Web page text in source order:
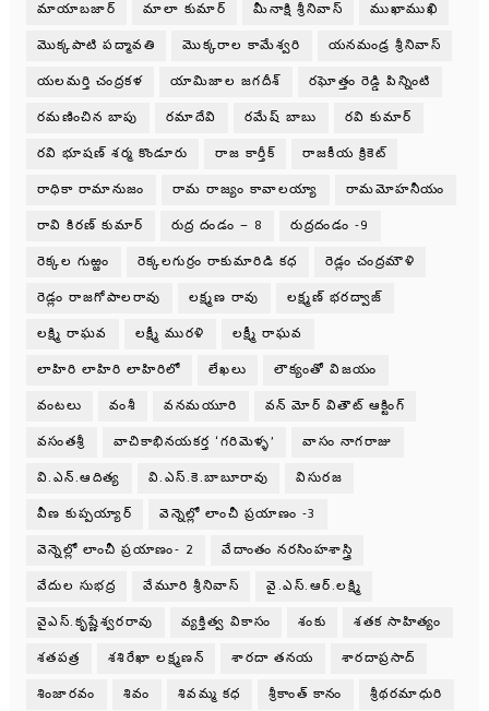
మాయాబజార్ మాలా కుమార్ మీనాక్షి శ్రీనివాస్ ముఖాముఖి
మొక్కపాటి పద్మావతి మొక్కరాల కామేశ్వరి యనమండ్ర శ్రీనివాస్
యలమర్తి చంద్రకళ యామిజాల జగదీశ్ రఘోత్తం రెడ్డి పిన్నింటి
రమణించిన బాపు రమాదేవి రమేష్ బాబు రవి కుమార్
రవి భూషణ్ శర్మ కొండూరు రాజ కార్తీక్ రాజకీయ క్రికెట్
రాధికా రామానుజం రామ రాజ్యం కావాలయ్యా రామమోహనీయం
రావి కిరణ్ కుమార్ రుద్ర దండం – 8 రుద్రదండం -9
రెక్కల గుఱ్ఱం రెక్కలగుర్రం రాకుమారిడి కధ రెడ్లం చంద్రమౌళి
రెడ్లం రాజగోపాలరావు లక్ష్మణ రావు లక్ష్మణ్ భరద్వాజ్
లక్ష్మి రాఘవ లక్ష్మీ మురళి లక్ష్మీ రాఘవ
లాహిరి లాహిరి లాహిరిలో లేఖలు లౌక్యంతో విజయం
వంటలు వంశీ వనమయూరి వన్ మోర్ వితౌట్ ఆక్టింగ్
వసంతశ్రీ వాచికాభినయకర్త ‘గరిమెళ్ళ’ వాసం నాగరాజు
వి.ఎన్.ఆదిత్య వి.ఎస్.కె.బాబూరావు విసురజ
వీణ కుప్పయ్యార్ వెన్నెల్లో లాంచీ ప్రయాణం -3
వెన్నెల్లో లాంచీ ప్రయాణం- 2 వేదాంతం నరసింహశాస్త్రి
వేదుల సుభద్ర వేమూరి శ్రీనివాస్ వై.ఎస్.ఆర్.లక్ష్మి
వైఎస్.కృష్ణేశ్వరరావు వ్యక్తిత్వ వికాసం శంకు శతక సాహిత్యం
శతపత్ర శశిరేఖా లక్ష్మణన్ శారదా తనయ శారదాప్రసాద్
శింజారవం శివం శివమ్మ కధ శ్రీకాంత్ కానం శ్రీథరమాధురి